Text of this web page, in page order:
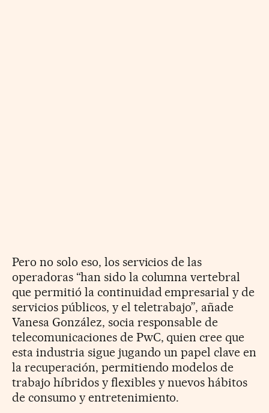
Pero no solo eso, los servicios de las
operadoras “han sido la columna vertebral
que permitió la continuidad empresarial y de
servi­cios públicos, y el teletrabajo”, añade
Vanesa González, socia responsable de
telecomunicaciones de PwC, quien cree que
esta industria sigue jugando un papel clave en
la recuperación, permitiendo modelos de
trabajo híbridos y flexibles y nuevos hábitos
de consumo y entretenimiento.